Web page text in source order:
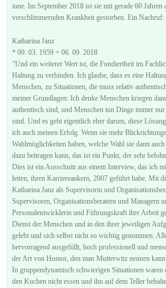
inne. Im September 2018 ist sie mit gerade 60 Jahren
verschlimmernden Krankheit gestorben. Ein Nachruf:
Katharina Janz
* 09. 03. 1959 + 06. 09. 2018
"Und ein weiterer Wert ist, die Fundiertheit im
Haltung zu verbinden. Ich glaube, dass es eine
Menschen, zu Situationen, die muss relativ
meiner Grundlagen: Ich denke Menschen kriegen
authentisch sind, und Menschen tun Dinge immer
sind. Und es geht eigentlich eher darum, diese
ich auch meinen Erfolg. Wenn sie mehr
Wahlmöglichkeiten haben, welche Wahl sie dann
dazu beitragen kann, das ist ein Punkt, der sehr
Dies ist ein Ausschnitt aus einem Interview, das ich
leiten, ihren Karriereankern, 2007 geführt habe. Mit
Katharina Janz als Supervisorin und
Supervisoren, Organisationsberatern und Managern
Personalentwicklerin und Führungskraft ihre Arbeit
Dienst der Menschen und in den ihrer jeweiligen
gelebt und sich selbst nicht so wichtig genommen.
hervorragend ausgefüllt, hoch professionell und
der Art von Humor, den man Mutterwitz nennen kann.
In gruppendynamisch schwierigen Situationen waren
den Kuchen nicht essen und ihn auf dem Teller